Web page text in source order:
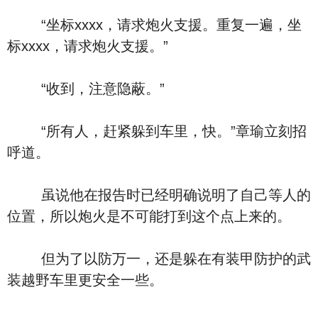
“坐标xxxx，请求炮火支援。重复一遍，坐
标xxxx，请求炮火支援。”
“收到，注意隐蔽。”
“所有人，赶紧躲到车里，快。”章瑜立刻招
呼道。
虽说他在报告时已经明确说明了自己等人的
位置，所以炮火是不可能打到这个点上来的。
但为了以防万一，还是躲在有装甲防护的武
装越野车里更安全一些。